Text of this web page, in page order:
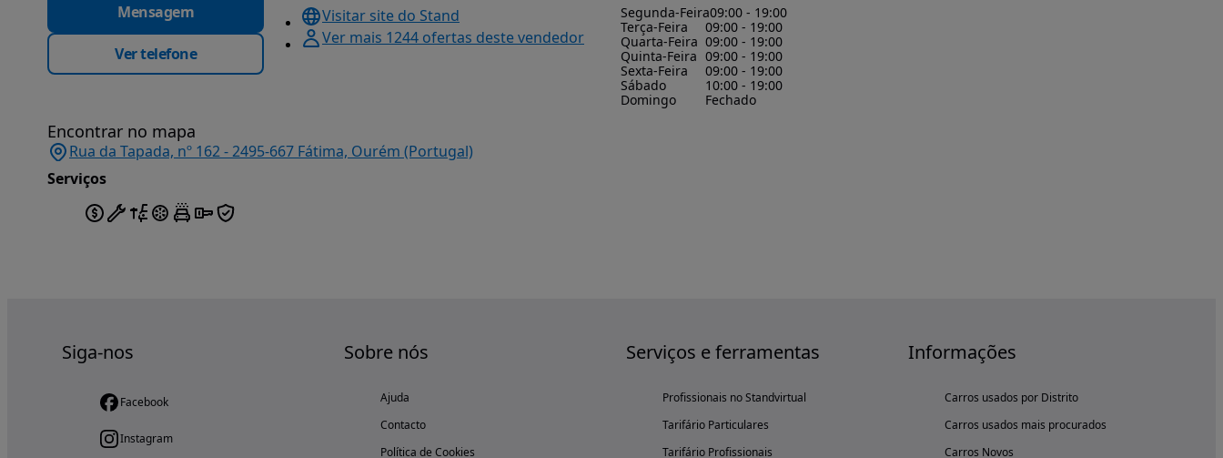
Mensagem
Ver telefone
Visitar site do Stand
Ver mais 1244 ofertas deste vendedor
Segunda-Feira09:00 - 19:00
Terça-Feira
09:00 - 19:00
Quarta-Feira 09:00 - 19:00
Quinta-Feira 09:00 - 19:00
Sexta-Feira
09:00 - 19:00
Sábado
10:00 - 19:00
Domingo
Fechado
Encontrar no mapa
Rua da Tapada, nº 162 - 2495-667 Fátima, Ourém (Portugal)
Serviços
Siga-nos
Facebook
Instagram
Sobre nós
Ajuda
Contacto
Política de Cookies
Serviços e ferramentas
Profissionais no Standvirtual
Tarifário Particulares
Tarifário Profissionais
Informações
Carros usados por Distrito
Carros usados mais procurados
Carros Novos